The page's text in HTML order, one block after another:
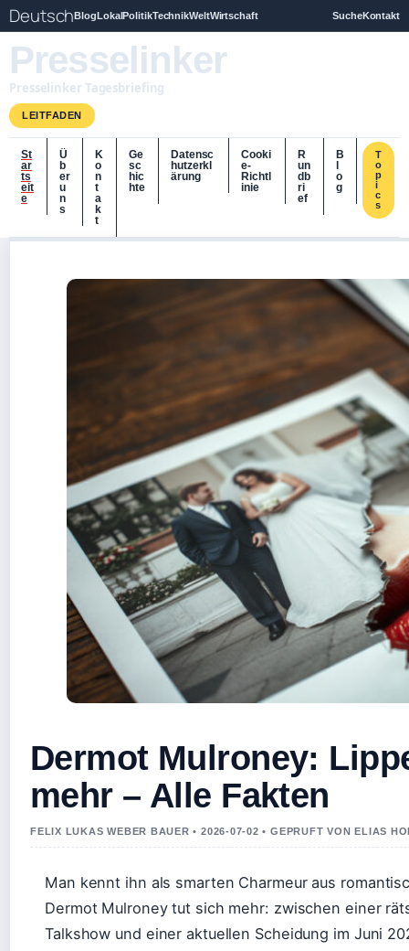
DeutschBlogLokalPolitikTechnikWeltWirtschaft SucheKontakt
Presselinker
Presselinker Tagesbriefing
LEITFADEN
St
ar
ts
eit
e
Ü
b
er
u
n
s
K
o
n
t
a
k
t
Ge
sc
hic
hte
Datensc
hutzerkl
ärung
Cooki
e-
Richtl
inie
R
un
db
ri
ef
B
o
g
T
o
p
i
c
s
Dermot Mulroney:
mehr – Alle Fakten
FELIX LUKAS WEBER BAUER • 2026-07-02 • GEPRUFT VON ELIAS
Man kennt ihn als smarten Charmeur aus
Dermot Mulroney tut sich mehr: zwischen einer
Talkshow und einer aktuellen Scheidung im Juni